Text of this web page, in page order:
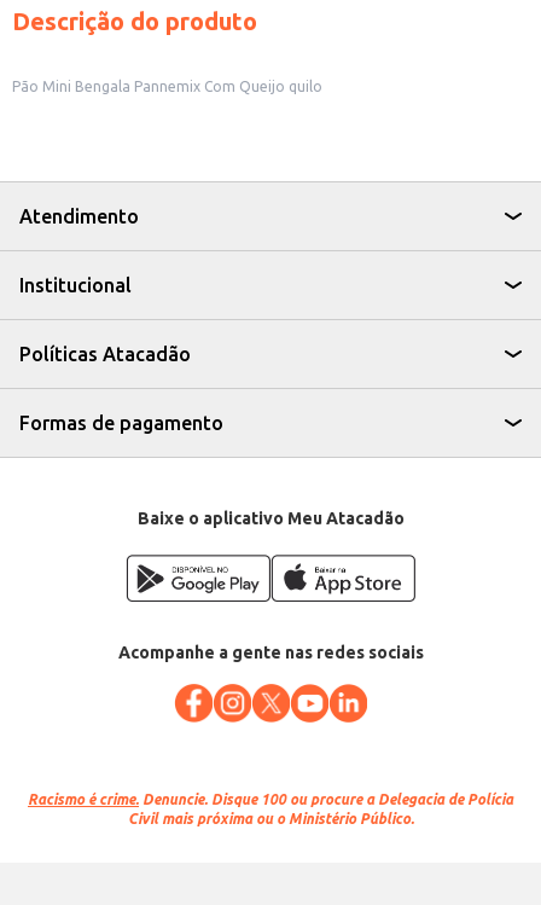
Descrição do produto
Pão Mini Bengala Pannemix Com Queijo quilo
Atendimento
Institucional
Políticas Atacadão
Formas de pagamento
Baixe o aplicativo Meu Atacadão
Acompanhe a gente nas redes sociais
Racismo é crime. Denuncie. Disque 100 ou procure a Delegacia de Polícia
Civil mais próxima ou o Ministério Público.